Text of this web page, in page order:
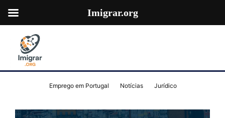
Emprego em Portugal Notícias Jurídico
Imigrar.org